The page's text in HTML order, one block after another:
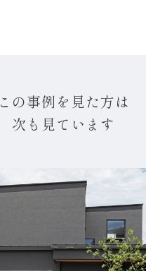
この事例を見た方は
次も見ています